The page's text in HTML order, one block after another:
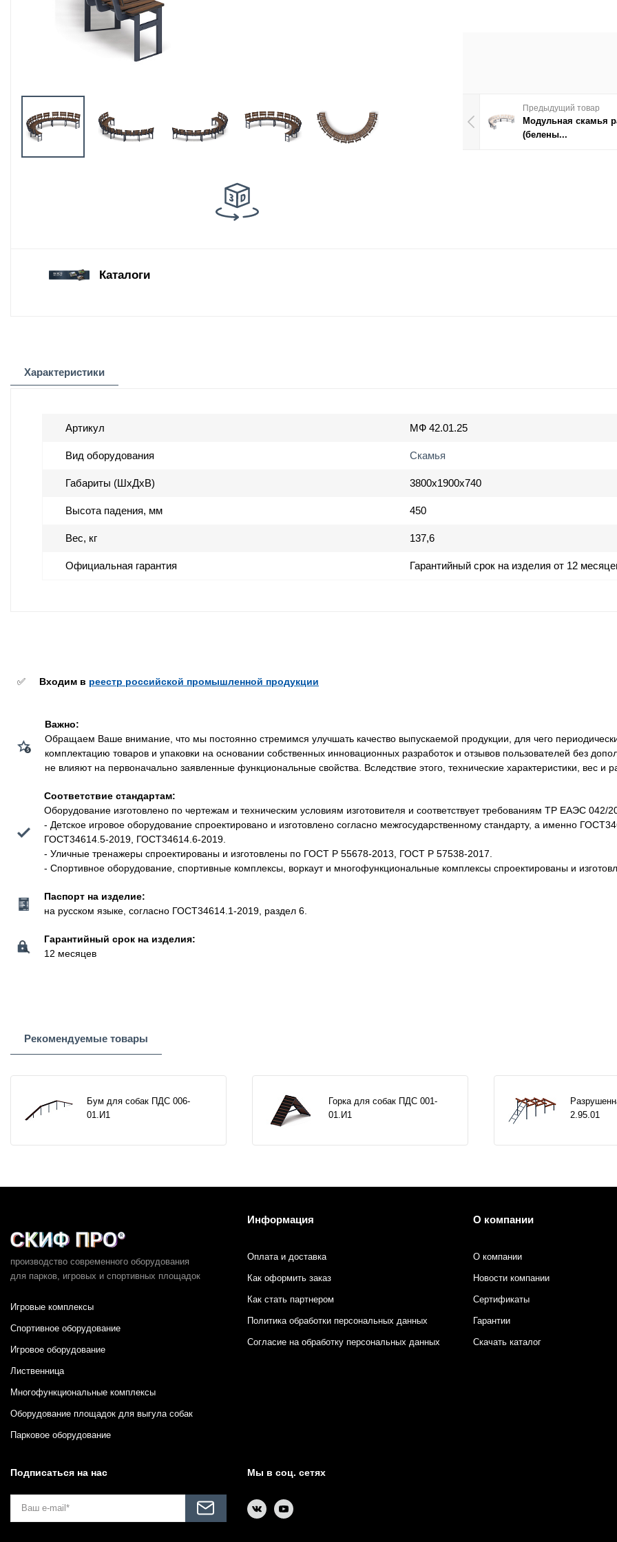
площадок для
оборудование
Благоустройство
детских площадок
Предыдущий товар
Модульная скамья
(белены...
Каталоги
Характеристики
Артикул МФ 42.01.25
Вид оборудования Скамья
Габариты (ШхДхВ) 3800х1900х740
Высота падения, мм 450
Вес, кг 137,6
Официальная гарантия Гарантийный срок на изделия от 12
✅ Входим в реестр российской промышленной продукции
Важно:
Обращаем Ваше внимание, что мы постоянно стремимся улучшать качество выпускаемой продукции, для чего
комплектацию товаров и упаковки на основании собственных инновационных разработок и отзывов пользователей без
не влияют на первоначально заявленные функциональные свойства. Вследствие этого, технические характеристики, вес и
Соответствие стандартам:
Оборудование изготовлено по чертежам и техническим условиям изготовителя и соответствует требованиям ТР ЕАЭС 042/
- Детское игровое оборудование спроектировано и изготовлено согласно межгосударственному стандарту, а именно
ГОСТ34614.5-2019, ГОСТ34614.6-2019.
- Уличные тренажеры спроектированы и изготовлены по ГОСТ Р 55678-2013, ГОСТ Р 57538-2017.
- Спортивное оборудование, спортивные комплексы, воркаут и многофункциональные комплексы спроектированы и
Паспорт на изделие:
на русском языке, согласно ГОСТ34614.1-2019, раздел 6.
Гарантийный срок на изделия:
12 месяцев
Рекомендуемые товары
Бум для собак ПДС 006-
01.И1
Горка для собак ПДС 001-
01.И1
2.95.01
производство современного оборудования
для парков, игровых и спортивных площадок
Игровые комплексы
Спортивное оборудование
Игровое оборудование
Лиственница
Многофункциональные комплексы
Оборудование площадок для выгула собак
Парковое оборудование
Информация
Оплата и доставка
Как оформить заказ
Как стать партнером
Политика обработки персональных данных
Согласие на обработку персональных данных
О компании
О компании
Новости компании
Сертификаты
Гарантии
Скачать каталог
Подписаться на нас Мы в соц. сетях